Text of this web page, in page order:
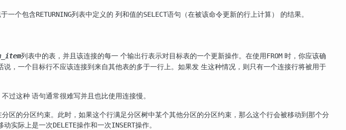
一个包含RETURNING列表中定义的 列和值的SELECT语句（在被该命令更新的行上计算） 的结果。
列表中的表，并且该连接的每一 个输出行表示对目标表的一个更新操作。在使用FROM 时，你应该确
，一个目标行不应该连接到来自其他表的多于一行上。如果发 生这种情况，则只有一个连接行将被用于
过这种 语句通常很难写并且也比使用连接慢。
区的分区约束。此时，如果这个行满足分区树中某个其他分区的分区约束，那么这个行会被移动到那个分
动实际上是一次DELETE操作和一次INSERT操作。